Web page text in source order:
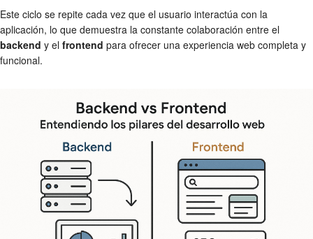
Este ciclo se repite cada vez que el usuario interactúa con la
aplicación, lo que demuestra la constante colaboración entre el
backend y el frontend para ofrecer una experiencia web completa y
funcional.